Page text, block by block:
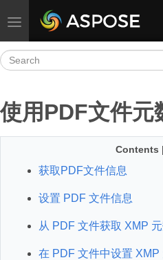
Toggle navigation
使用PDF文件元
Contents
获取PDF文件信息
设置 PDF 文件信息
从 PDF 文件获取 XMP
在 PDF 文件中设置 XMP